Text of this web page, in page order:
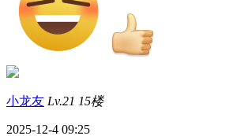
小龙友 Lv.21 15楼
2025-12-4 09:25